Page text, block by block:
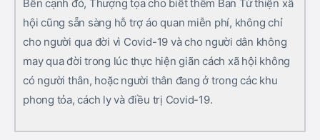
Bên cạnh đó, Thượng tọa cho biết thêm Ban Từ thiện xã
hội cũng sẵn sàng hỗ trợ áo quan miễn phí, không chỉ
cho người qua đời vì Covid-19 và cho người dân không
may qua đời trong lúc thực hiện giãn cách xã hội không
có người thân, hoặc người thân đang ở trong các khu
phong tỏa, cách ly và điều trị Covid-19.